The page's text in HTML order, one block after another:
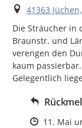
Ort
41363
Die Sträucher in
Braunstr. und
verengen den
kaum passierbar.
Gelegentlich
Zeitpunkt
11. Mai